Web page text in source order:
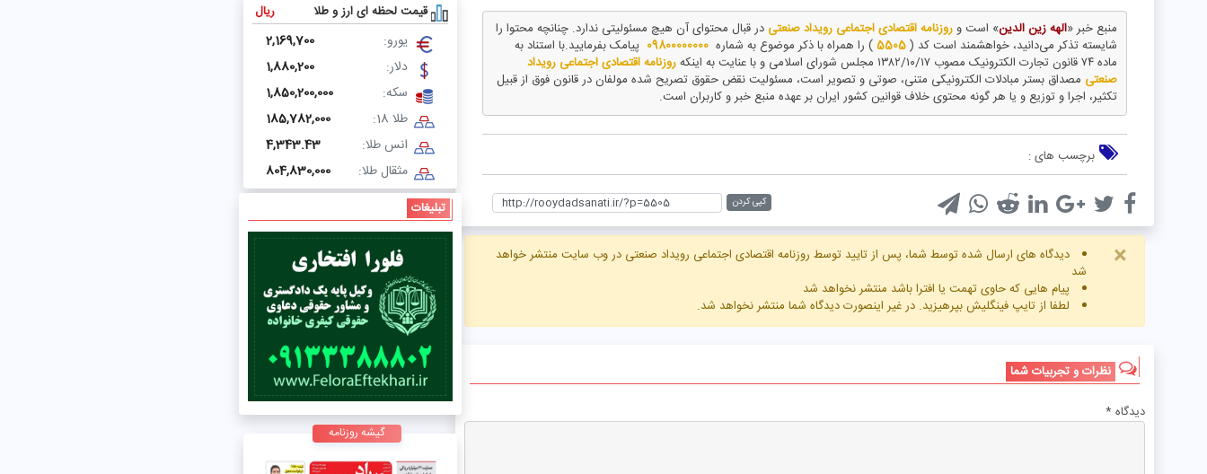
منبع خبر «الهه زین الدین» است و روزنامه اقتصادی اجتماعی رویداد صنعتی در قبال محتوای آن هیچ مسئولیتی ندارد. چنانچه محتوا را
شایسته تذکر می‌دانید، خواهشمند است کد (5505 ) را همراه با ذکر موضوع به شماره
پیامک بفرمایید.با استناد به
ماده ۷۴ قانون تجارت الکترونیک مصوب ۱۳۸۲/۱۰/۱۷ مجلس شورای اسلامی و با عنایت به اینکه
روزنامه اقتصادی اجتماعی رویداد
صنعتی مصداق بستر مبادلات الکترونیکی متنی، صوتی و تصویر است، مسئولیت نقض حقوق تصریح شده مولفان در قانون فوق از قبیل
تکثیر، اجرا و توزیع و یا هر گونه محتوی خلاف قوانین کشور ایران بر عهده منبع خبر و کاربران است.
برچسب های :
کپی کردن
دیدگاه های ارسال شده توسط شما، پس از تایید توسط روزنامه اقتصادی اجتماعی رویداد صنعتی در وب سایت منتشر خواهد
شد
پیام هایی که حاوی تهمت یا افترا باشد منتشر نخواهد شد
لطفا از تایپ فینگلیش بپرهیزید. در غیر اینصورت دیدگاه شما منتشر نخواهد شد.
×
نظرات و تجربیات شما
دیدگاه*
قیمت لحظه ای ارز و طلا ریال
یورو:
2,169,700
دلار:
1,880,200
سکه:
1,850,200,000
طلا 18:
185,782,000
انس طلا:
4,343.43
مثقال طلا:
804,830,000
تبلیغات
گیشه روزنامه